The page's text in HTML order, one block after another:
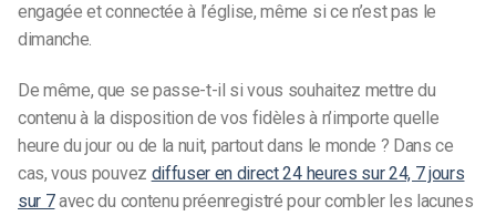
engagée et connectée à l’église, même si ce n’est pas le
dimanche.
De même, que se passe-t-il si vous souhaitez mettre du
contenu à la disposition de vos fidèles à n’importe quelle
heure du jour ou de la nuit, partout dans le monde ? Dans ce
cas, vous pouvez diffuser en direct 24 heures sur 24, 7 jours
sur 7avec du contenu préenregistré pour combler les lacunes